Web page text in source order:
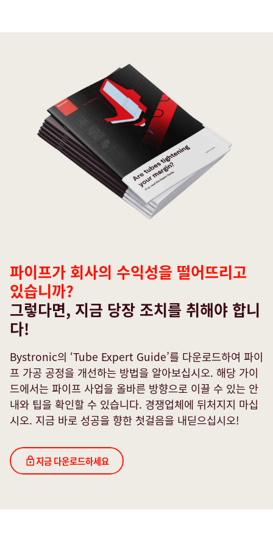
파이프가 회사의 수익성을 떨어뜨리고
있습니까?
그렇다면, 지금 당장 조치를 취해야 합니
다!
Bystronic의 ‘Tube Expert Guide’를 다운로드하여 파이
프 가공 공정을 개선하는 방법을 알아보십시오. 해당 가이
드에서는 파이프 사업을 올바른 방향으로 이끌 수 있는 안
내와 팁을 확인할 수 있습니다. 경쟁업체에 뒤처지지 마십
시오. 지금 바로 성공을 향한 첫걸음을 내딛으십시오!
지금 다운로드하세요
First name*
Last name*
Company*
FAQ